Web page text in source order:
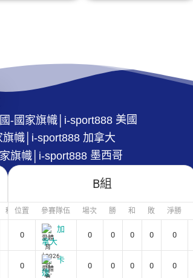
美國
加拿大
墨西哥
積分
B組
位置 參賽隊伍 場次 勝 和 敗 淨勝
0
加
拿大
0 0 0 0 0
0
卡
達
0 0 0 0 0